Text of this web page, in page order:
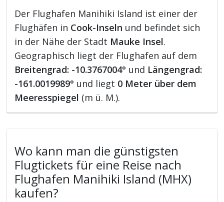
Der Flughafen Manihiki Island ist einer der
Flughäfen in Cook-Inseln und befindet sich
in der Nähe der Stadt Mauke Insel.
Geographisch liegt der Flughafen auf dem
Breitengrad: -10.3767004° und Längengrad:
-161.0019989° und liegt 0 Meter über dem
Meeresspiegel (m ü. M.).
Wo kann man die günstigsten
Flugtickets für eine Reise nach
Flughafen Manihiki Island (MHX)
kaufen?